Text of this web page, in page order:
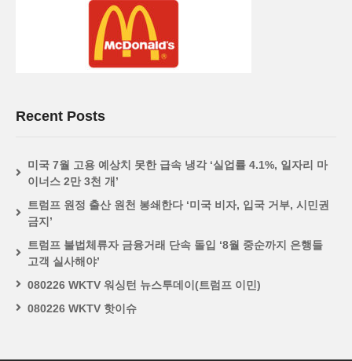
Recent Posts
미국 7월 고용 예상치 못한 급속 냉각 ‘실업률 4.1%, 일자리 마
이너스 2만 3천 개’
트럼프 원정 출산 원천 봉쇄한다 ‘미국 비자, 입국 거부, 시민권
금지’
트럼프 불법체류자 금융거래 단속 돌입 ‘8월 중순까지 은행들
고객 실사해야’
080226 WKTV 워싱턴 뉴스투데이(트럼프 이민)
080226 WKTV 핫이슈